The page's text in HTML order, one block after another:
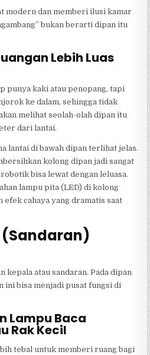
modern dan memberi ilusi kamar
bukan berarti dipan itu
Lebih Luas
punya kaki atau penopang, tapi
ke dalam, sehingga tidak
melihat seolah-olah dipan itu
dari lantai.
lantai di bawah dipan terlihat jelas.
kolong dipan jadi sangat
bisa lewat dengan leluasa.
lampu pita (LED) di kolong
cahaya yang dramatis saat
(Sandaran)
kepala atau sandaran. Pada dipan
ini bisa menjadi pusat fungsi di
Lampu Baca
Rak Kecil
tebal untuk memberi ruang bagi